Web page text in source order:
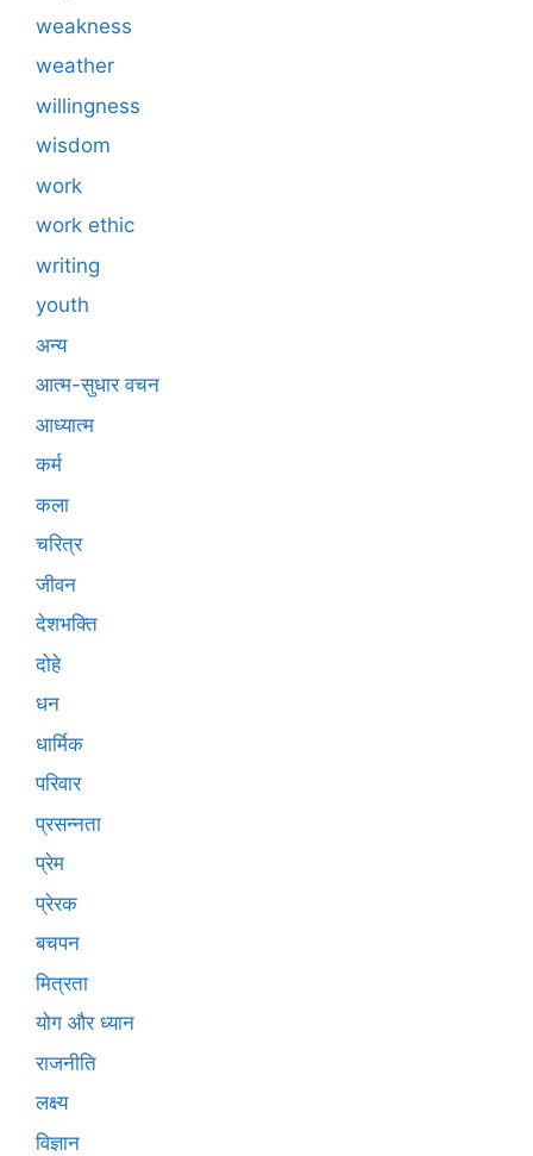
weakness
weather
willingness
wisdom
work
work ethic
writing
youth
अन्य
आत्म-सुधार वचन
आध्यात्म
कर्म
कला
चरित्र
जीवन
देशभक्ति
दोहे
धन
धार्मिक
परिवार
प्रसन्नता
प्रेम
प्रेरक
बचपन
मित्रता
योग और ध्यान
राजनीति
लक्ष्य
विज्ञान